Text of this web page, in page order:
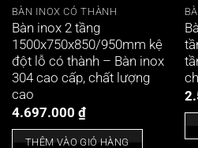
BÀN INOX CÓ THÀNH
Bàn inox 2 tầng
1500x750x850/950mm kệ
đột lỗ có thành – Bàn inox
304 cao cấp, chất lượng
cao
4.697.000 ₫
THÊM VÀO GIỎ HÀNG